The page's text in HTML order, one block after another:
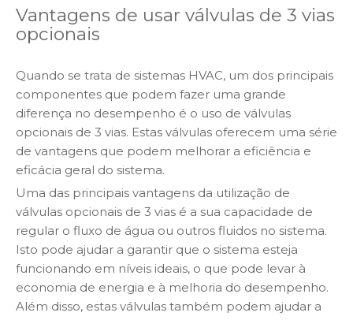
Vantagens de usar válvulas de 3 vias
opcionais
Quando se trata de sistemas HVAC, um dos principais
componentes que podem fazer uma grande
diferença no desempenho é o uso de válvulas
opcionais de 3 vias. Estas válvulas oferecem uma série
de vantagens que podem melhorar a eficiência e
eficácia geral do sistema.
Uma das principais vantagens da utilização de
válvulas opcionais de 3 vias é a sua capacidade de
regular o fluxo de água ou outros fluidos no sistema.
Isto pode ajudar a garantir que o sistema esteja
funcionando em níveis ideais, o que pode levar à
economia de energia e à melhoria do desempenho.
Além disso, estas válvulas também podem ajudar a